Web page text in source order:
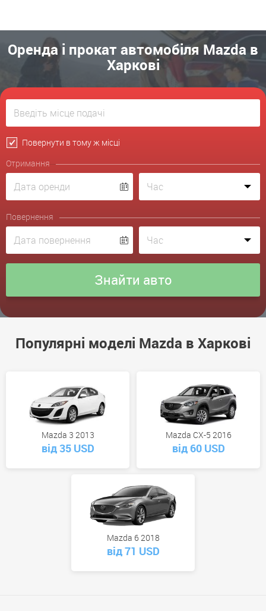
Оренда і прокат автомобіля Mazda в
Харкові
Повернути в тому ж місці
Отримання
Повернення
Популярні моделі Mazda в Харкові
Mazda 3 2013
від 35 USD
Mazda CX-5 2016
від 60 USD
Mazda 6 2018
від 71 USD